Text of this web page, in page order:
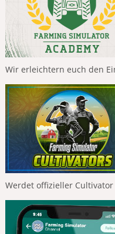
Wir erleichtern euch den
Werdet offizieller